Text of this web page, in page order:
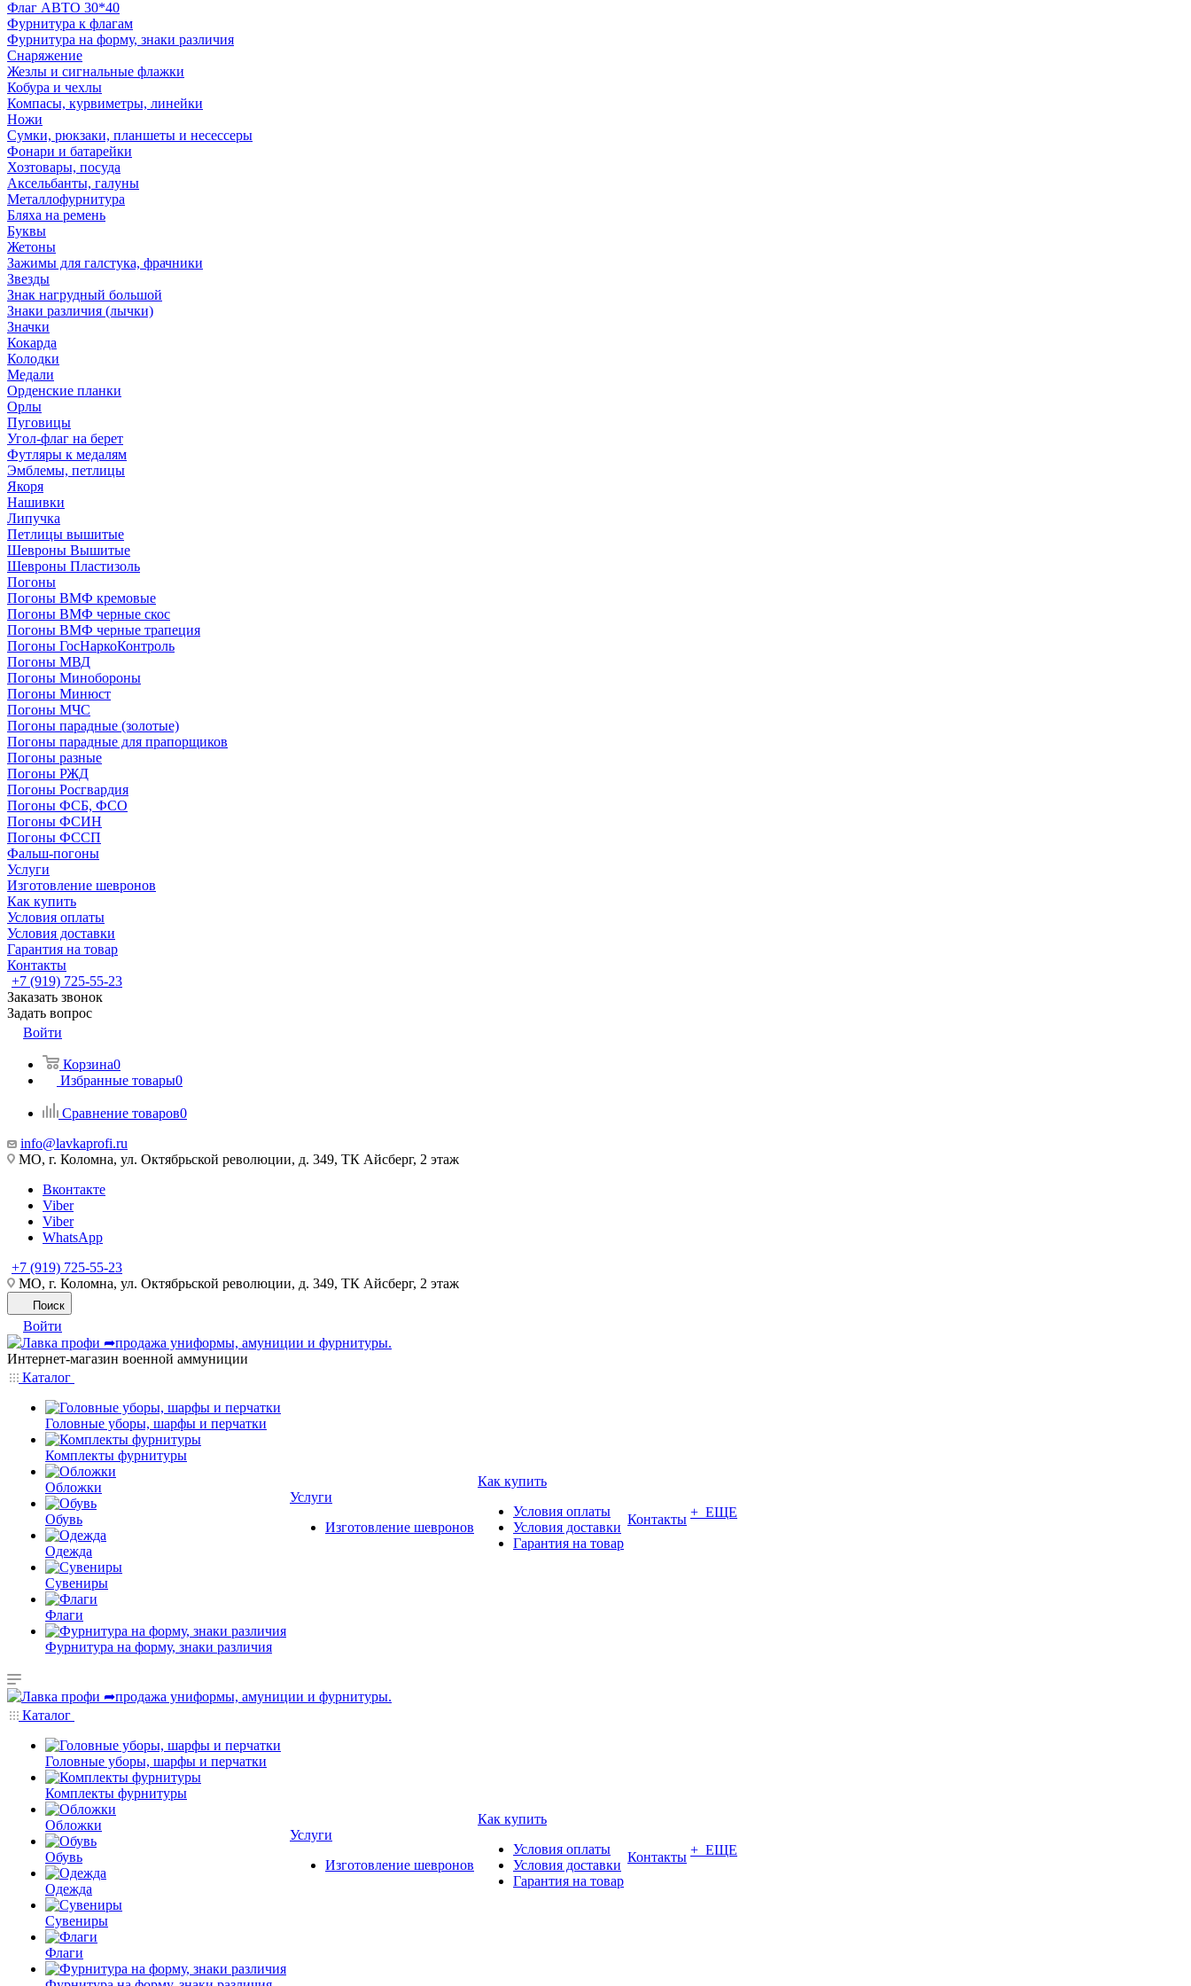
Флаг АВТО 30*40
Фурнитура к флагам
Фурнитура на форму, знаки различия
Снаряжение
Жезлы и сигнальные флажки
Кобура и чехлы
Компасы, курвиметры, линейки
Ножи
Сумки, рюкзаки, планшеты и несессеры
Фонари и батарейки
Хозтовары, посуда
Аксельбанты, галуны
Металлофурнитура
Бляха на ремень
Буквы
Жетоны
Зажимы для галстука, фрачники
Звезды
Знак нагрудный большой
Знаки различия (лычки)
Значки
Кокарда
Колодки
Медали
Орденские планки
Орлы
Пуговицы
Угол-флаг на берет
Футляры к медалям
Эмблемы, петлицы
Якоря
Нашивки
Липучка
Петлицы вышитые
Шевроны Вышитые
Шевроны Пластизоль
Погоны
Погоны ВМФ кремовые
Погоны ВМФ черные скос
Погоны ВМФ черные трапеция
Погоны ГосНаркоКонтроль
Погоны МВД
Погоны Минобороны
Погоны Минюст
Погоны МЧС
Погоны парадные (золотые)
Погоны парадные для прапорщиков
Погоны разные
Погоны РЖД
Погоны Росгвардия
Погоны ФСБ, ФСО
Погоны ФСИН
Погоны ФССП
Фальш-погоны
Услуги
Изготовление шевронов
Как купить
Условия оплаты
Условия доставки
Гарантия на товар
Контакты
+7 (919) 725-55-23
Заказать звонок
Задать вопрос
Войти
Корзина0
Избранные товары0
Сравнение товаров0
info@lavkaprofi.ru
МО, г. Коломна, ул. Октябрьской революции, д. 349, ТК Айсберг, 2 этаж
Вконтакте
Viber
Viber
WhatsApp
+7 (919) 725-55-23
МО, г. Коломна, ул. Октябрьской революции, д. 349, ТК Айсберг, 2 этаж
Поиск
Войти
Интернет-магазин военной аммуниции
Каталог
Головные уборы, шарфы и перчатки
Комплекты фурнитуры
Обложки
Обувь
Одежда
Сувениры
Флаги
Фурнитура на форму, знаки различия
Услуги
Изготовление шевронов
Как купить
Условия оплаты
Условия доставки
Гарантия на товар
Контакты + ЕЩЕ
Каталог
Головные уборы, шарфы и перчатки
Комплекты фурнитуры
Обложки
Обувь
Одежда
Сувениры
Флаги
Услуги
Изготовление шевронов
Как купить
Условия оплаты
Условия доставки
Гарантия на товар
Контакты + ЕЩЕ